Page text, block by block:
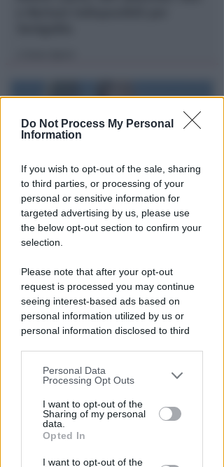
Do Not Process My Personal
Information
If you wish to opt-out of the sale, sharing
to third parties, or processing of your
personal or sensitive information for
targeted advertising by us, please use
the below opt-out section to confirm your
selection.
Please note that after your opt-out
request is processed you may continue
seeing interest-based ads based on
personal information utilized by us or
personal information disclosed to third
You may separately opt-out of the further
disclosure of your personal information
by third parties on the IAB’s list of
downstream participants.
by us to third parties on the IAB’s List of
Personal Data
Processing Opt Outs
I want to opt-out of the
Sharing of my personal
data.
Opted In
I want to opt-out of the
ISCRIZIONI SINO A FINE AGOSTO
Numeri in forte crescita per la
Scuola Vela dello Yacht Club
diIcaro Sport FOTO